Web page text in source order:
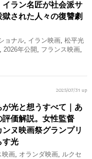
イラン名匠が社会派サ
された人々の復讐劇
ョナル, イラン映画, 松平光
, 2026年公開 , フランス映画,
2025/07/31 up
が光と想うすべて｜あ
評価解説。女性監督
ヌ映画祭グランプリ
す光
映画, オランダ映画, ルクセ